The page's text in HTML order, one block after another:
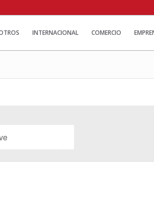
INTERNACIONAL COMERCIO